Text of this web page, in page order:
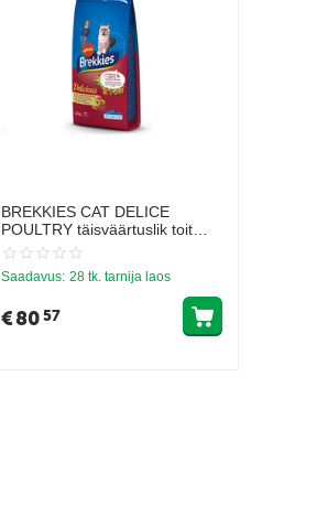
BREKKIES CAT DELICE
POULTRY täisväärtuslik toit
kassidele, kanaliha ja vuttidega
ning juurviljade ja teraviljadega.
Saadavus: 28 tk. tarnija laos
€8057